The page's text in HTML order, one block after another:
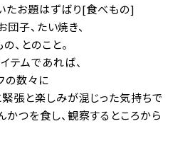
たお題はずばり[食べもの]
子、たい焼き、
、とのこと。
テムであれば、
の数々に
張と楽しみが混じった気持ちで
つを食し、観察するところから